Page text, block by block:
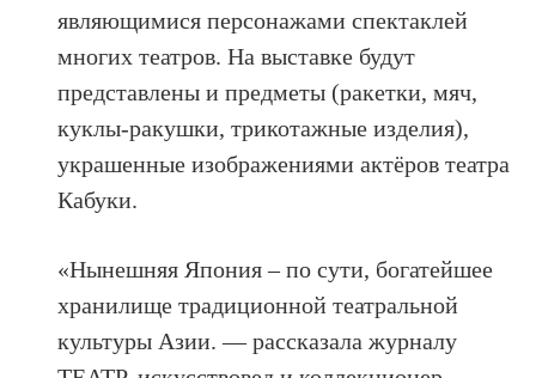
являющимися персонажами спектаклей
многих театров. На выставке будут
представлены и предметы (ракетки, мяч,
куклы-ракушки, трикотажные изделия),
украшенные изображениями актёров театра
Кабуки.
«Нынешняя Япония – по сути, богатейшее
хранилище традиционной театральной
культуры Азии. — рассказала журналу